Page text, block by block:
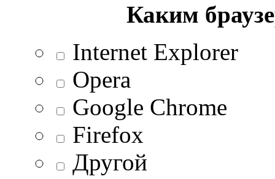
Каким
Internet Explorer
Opera
Google Chrome
Firefox
Другой